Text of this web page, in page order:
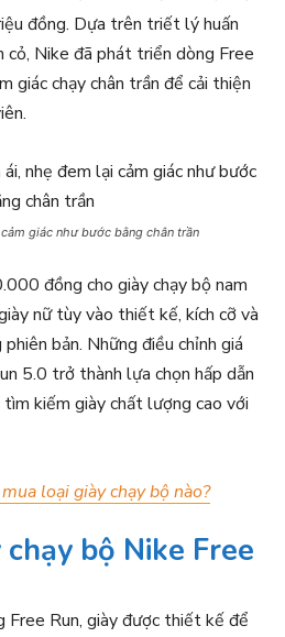
đồng. Dựa trên triết lý huấn
cỏ, Nike đã phát triển dòng Free
giác chạy chân trần để cải thiện
giác như bước bằng chân trần
đồng cho giày chạy bộ nam
nữ tùy vào thiết kế, kích cỡ và
bản. Những điều chỉnh giá
5.0 trở thành lựa chọn hấp dẫn
kiếm giày chất lượng cao với
loại giày chạy bộ nào?
bộ Nike Free
Free Run, giày được thiết kế để